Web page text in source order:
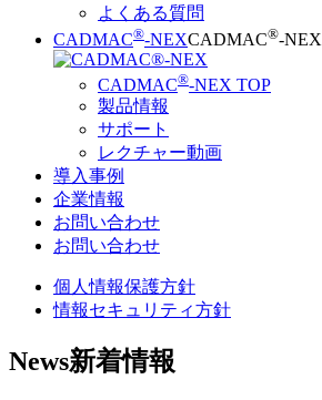
よくある質問
CADMAC®-NEXCADMAC®-NEX
CADMAC®-NEX TOP
製品情報
サポート
レクチャー動画
導入事例
企業情報
お問い合わせ
お問い合わせ
個人情報保護方針
情報セキュリティ方針
News新着情報